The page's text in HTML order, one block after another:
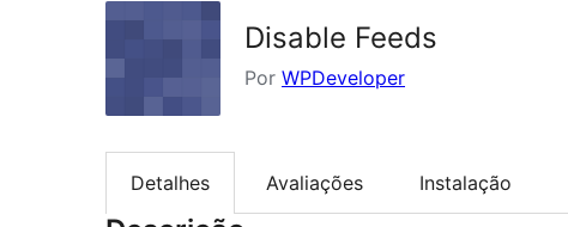
Disable Feeds
Por WPDeveloper
Detalhes Avaliações Instalação